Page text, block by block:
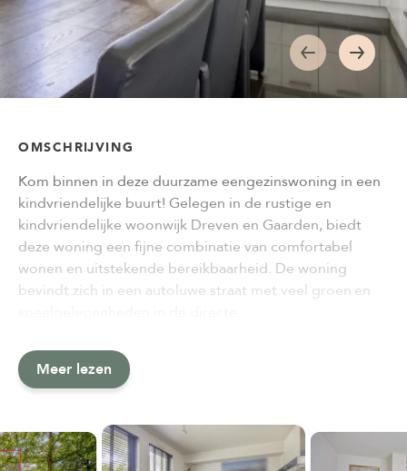
OMSCHRIJVING
Kom binnen in deze duurzame eengezinswoning in een
kindvriendelijke buurt! Gelegen in de rustige en
kindvriendelijke woonwijk Dreven en Gaarden, biedt
deze woning een fijne combinatie van comfortabel
wonen en uitstekende bereikbaarheid. De woning
bevindt zich in een autoluwe straat met veel groen en
Meer lezen